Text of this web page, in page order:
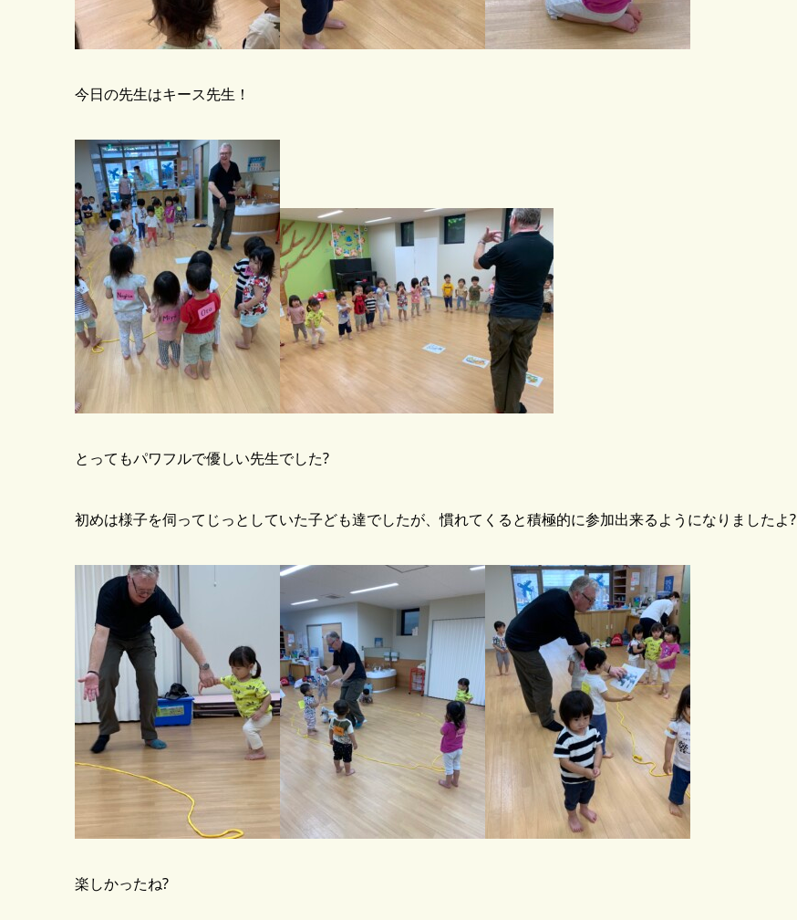
今日の先生はキース先生！
とってもパワフルで優しい先生でした?
初めは様子を伺ってじっとしていた子ども達でしたが、慣れてくると積極的に参加出来るようになりましたよ?
楽しかったね?